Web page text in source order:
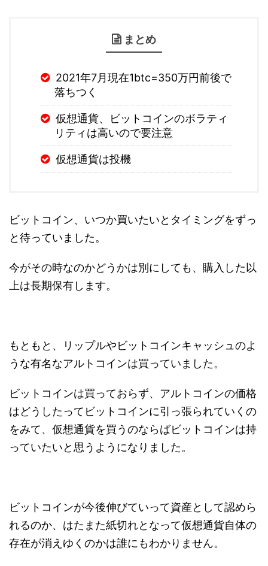
まとめ
2021年7月現在1btc=350万円前後で
落ちつく
仮想通貨、ビットコインのボラティ
リティは高いので要注意
仮想通貨は投機
ビットコイン、いつか買いたいとタイミングをずっ
と待っていました。
今がその時なのかどうかは別にしても、購入した以
上は長期保有します。
もともと、リップルやビットコインキャッシュのよ
うな有名なアルトコインは買っていました。
ビットコインは買っておらず、アルトコインの価格
はどうしたってビットコインに引っ張られていくの
をみて、仮想通貨を買うのならばビットコインは持
っていたいと思うようになりました。
ビットコインが今後伸びていって資産として認めら
れるのか、はたまた紙切れとなって仮想通貨自体の
存在が消えゆくのかは誰にもわかりません。